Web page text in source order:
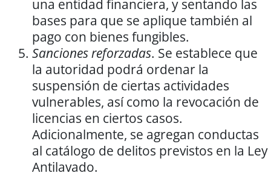
una entidad financiera, y sentando las
bases para que se aplique también al
pago con bienes fungibles.
Sanciones reforzadas. Se establece que
la autoridad podrá ordenar la
suspensión de ciertas actividades
vulnerables, así como la revocación de
licencias en ciertos casos.
Adicionalmente, se agregan conductas
al catálogo de delitos previstos en la Ley
Antilavado.